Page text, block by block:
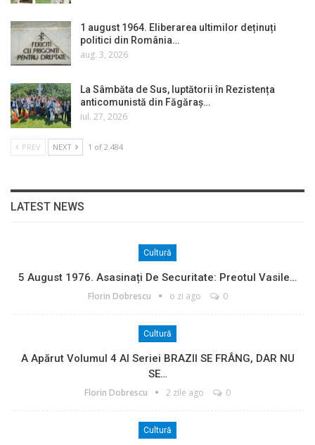
1 august 1964. Eliberarea ultimilor deținuți
politici din România…
aug. 3, 2026
La Sâmbăta de Sus, luptătorii în Rezistența
anticomunistă din Făgăraș…
iul. 27, 2026
PREV NEXT 1 of 2.484
LATEST NEWS
Cultură
5 August 1976. Asasinați De Securitate: Preotul Vasile…
Florin Dobrescu o zi ago 0
Cultură
A Apărut Volumul 4 Al Seriei BRAZII SE FRÂNG, DAR NU
SE…
Florin Dobrescu 2 zile ago 0
Cultură